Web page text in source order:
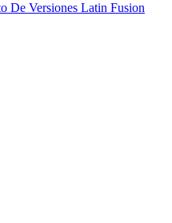
De Versiones Latin Fusion